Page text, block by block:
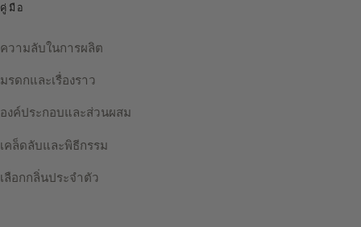
คู่มือ
ความลับในการผลิต
มรดกและเรื่องราว
องค์ประกอบและส่วนผสม
เคล็ดลับและพิธีกรรม
เลือกกลิ่นประจำตัว